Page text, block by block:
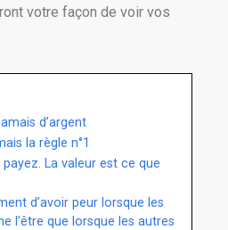
votre façon de voir vos
d’argent
la règle n°1
La valeur est ce que
d’avoir peur lorsque les
l’être que lorsque les autres